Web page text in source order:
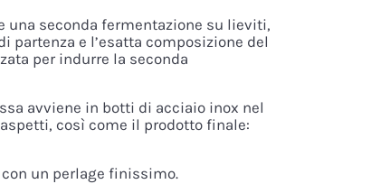
una seconda fermentazione su lieviti,
e l’esatta composizione del
per indurre la seconda
avviene in botti di acciaio inox nel
così come il prodotto finale:
un perlage finissimo.